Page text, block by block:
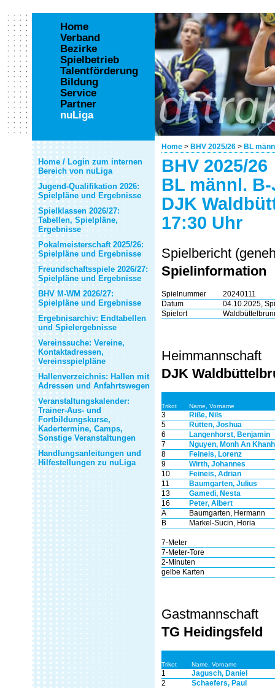
Home > BHV 2025/26 > BL
Home
Verband
Bezirke
Spielbetrieb
Talentförderung
Bildung
Service
Partner
nuLiga
Home / Login zum internen
Bereich von nuLiga
Jugend-Qualifikation 2026:
Spielpläne und Ergebnisse
Spielklassen 2026/27:
Tabellen, Spielpläne,
Ergebnisse
Pokalmeisterschaft 2025/26:
Spielpläne und Ergebnisse
Freundschaftsspiele 2026/27:
Spielpläne und Ergebnisse
BHV M-WM 2026/27:
Spielpläne und Ergebnisse
Ergebnisarchiv: Endtabellen
und Spielergebnisse
Vereinssuche: Vereine,
Kontaktadressen,
Vereinsspielpläne
Hallenverzeichnis: Hallen mit
Adressen und Anfahrtswegen
Veranstaltungskalender:
Trainer-Aus- und
Fortbildungskurse,
Kadertermine, Camps,
Sonstige Veranstaltungen
Handlungsanleitungen und
Hilfestellungen zu nuLiga
BHV 2025/26
BL männl.
DJK
17:30 Uhr
Spielbericht
Spielinformation
Spielnummer
20240111
Datum
04.10.2025,
Spielort
Heimmannschaft
DJK
Trikot Name, Vorname
3
Riße, Nils
5
Rütten, Joshua
6
Langenhorst, Benjamin
7
Nguyen, Monh An Khanh
8
Feineis, Lorenz
9
Wirth, Johannes
10
Feineis, Adrian
11
Baumgarten, Julius
13
Gamedi, Nesta
16
Peter, Albert
A
Baumgarten, Hermann
B
Markel-Sucin, Horia
7-Meter
7-Meter-Tore
2-Minuten
gelbe Karten
Gastmannschaft
TG Heidingsfeld
Trikot Name, Vorname
1
Jagusch, Daniel
2
Schaefers, Paul